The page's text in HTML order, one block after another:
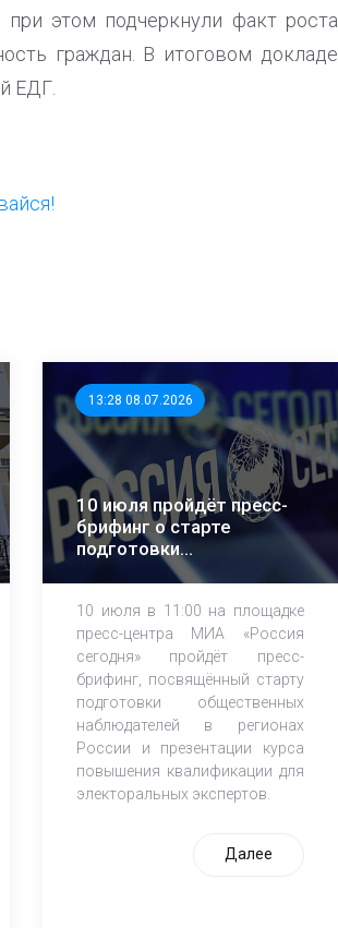
этом подчеркнули факт роста
граждан. В итоговом докладе
ЕДГ.
13:28 08.07.2026
10 июля пройдёт пресс-
брифинг о старте
подготовки
общественных
10 июля в 11:00 на площадке
пресс-центра МИА «Россия
сегодня» пройдёт пресс-
брифинг, посвящённый cтарту
подготовки общественных
наблюдателей в регионах
России и презентации курса
повышения квалификации для
электоральных экспертов.
Далее